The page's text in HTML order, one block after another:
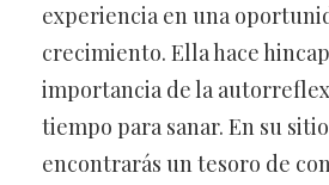
experiencia en una
crecimiento. Ella hace
importancia de la
tiempo para sanar. En su
encontrarás un tesoro de